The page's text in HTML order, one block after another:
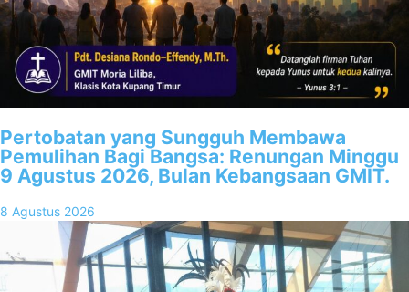
Pertobatan yang Sungguh Membawa
Pemulihan Bagi Bangsa: Renungan Minggu
9 Agustus 2026, Bulan Kebangsaan GMIT.
8 Agustus 2026